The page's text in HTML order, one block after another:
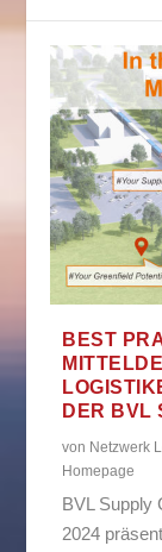
BEST
DER BVL
von Netzwerk
Homepage
BVL Supply
2024